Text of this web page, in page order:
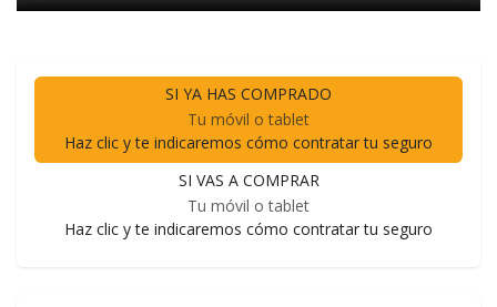
SI YA HAS COMPRADO
Tu móvil o tablet
Haz clic y te indicaremos cómo contratar tu seguro
SI VAS A COMPRAR
Tu móvil o tablet
Haz clic y te indicaremos cómo contratar tu seguro